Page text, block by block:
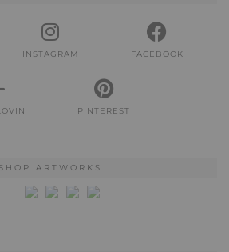
INSTAGRAM FACEBOOK
PINTEREST
SHOP ARTWORKS